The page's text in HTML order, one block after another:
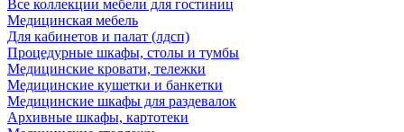
Все коллекции мебели для гостиниц
Медицинская мебель
Для кабинетов и палат (лдсп)
Процедурные шкафы, столы и тумбы
Медицинские кровати, тележки
Медицинские кушетки и банкетки
Медицинские шкафы для раздевалок
Архивные шкафы, картотеки